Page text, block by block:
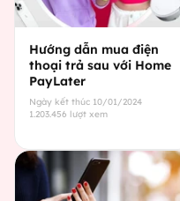
Hướng dẫn mua điện
thoại trả sau với Home
PayLater
Ngày kết thúc 10/01/2024
1.203.456 lượt xem